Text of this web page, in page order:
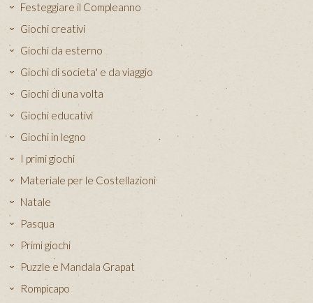
Festeggiare il Compleanno
Giochi creativi
Giochi da esterno
Giochi di societa' e da viaggio
Giochi di una volta
Giochi educativi
Giochi in legno
I primi giochi
Materiale per le Costellazioni
Natale
Pasqua
Primi giochi
Puzzle e Mandala Grapat
Rompicapo